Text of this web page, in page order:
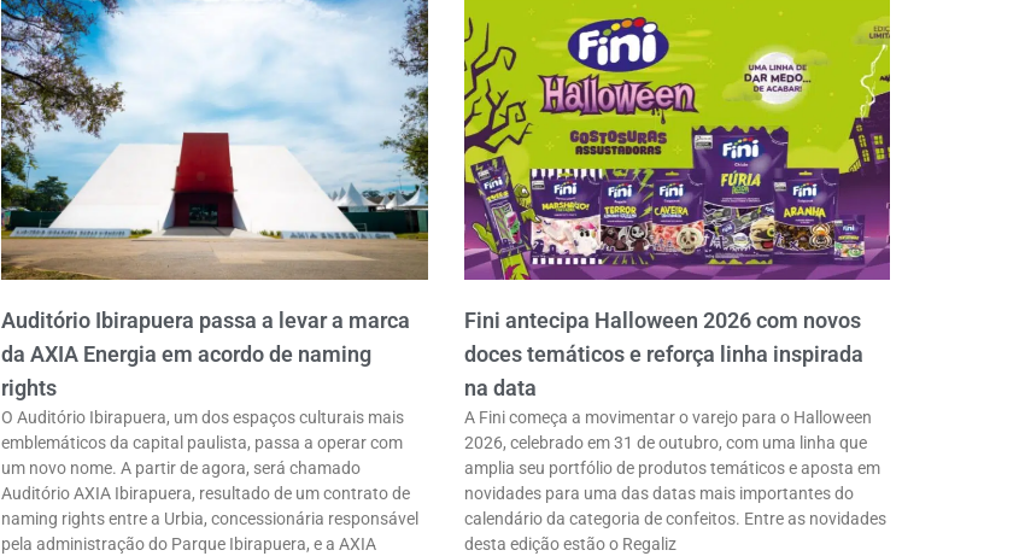
Auditório Ibirapuera passa a levar a marca
da AXIA Energia em acordo de naming
rights
O Auditório Ibirapuera, um dos espaços culturais mais
emblemáticos da capital paulista, passa a operar com
um novo nome. A partir de agora, será chamado
Auditório AXIA Ibirapuera, resultado de um contrato de
naming rights entre a Urbia, concessionária responsável
pela administração do Parque Ibirapuera, e a AXIA
Fini antecipa Halloween 2026 com novos
doces temáticos e reforça linha inspirada
na data
A Fini começa a movimentar o varejo para o Halloween
2026, celebrado em 31 de outubro, com uma linha que
amplia seu portfólio de produtos temáticos e aposta em
novidades para uma das datas mais importantes do
calendário da categoria de confeitos. Entre as novidades
desta edição estão o Regaliz